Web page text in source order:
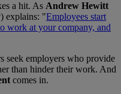
a hit. As Andrew Hewitt
explains: "Employees start
work at your company, and
seek employers who provide
than hinder their work. And
comes in.